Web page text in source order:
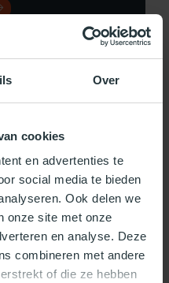
Over
cookies
en advertenties te
social media te bieden
Ook delen we
onze site met onze
en analyse. Deze
combineren met andere
of die ze hebben
maakt: